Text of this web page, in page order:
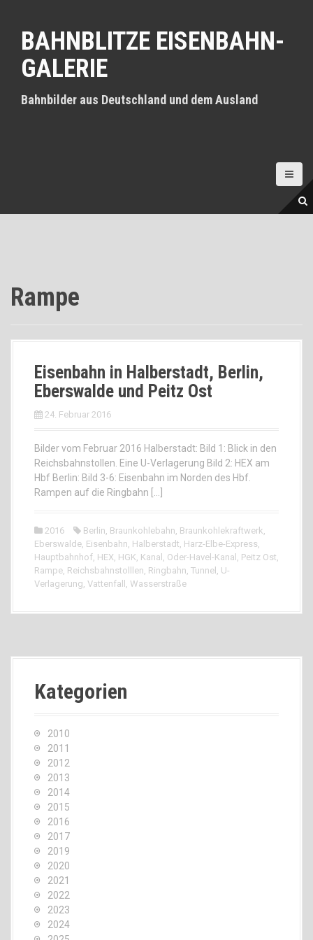
t
BAHNBLITZE EISENBAHN-
GALERIE
Bahnbilder aus Deutschland und dem Ausland
Rampe
Eisenbahn in Halberstadt, Berlin,
Eberswalde und Peitz Ost
24. Februar 2016
Bilder vom Februar 2016 Halberstadt: Bild 1: Blick in den
Reichsbahnstollen. Eine U-Verlagerung Bild 2: HEX am
Hbf Berlin: Bild 3-6: Eisenbahn im Norden des Hbf.
Rampen auf die Ringbahn […]
2016 Berlin, Braunkohlebahn, Braunkohlekraftwerk,
Eberswalde, Eisenbahn, Halberstadt, Harz-Elbe-Express,
Hauptbahnhof, HEX, HGK, Kanal , Oder-Havel-Kanal , Peitz Ost,
Rampe, Reichsbahnstolllen, Ringbahn, Tunnel , U-
Verlagerung, Vattenfall , Wasserstraße
Kategorien
2010
2011
2012
2013
2014
2015
2016
2017
2019
2020
2021
2022
2023
2024